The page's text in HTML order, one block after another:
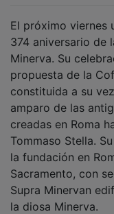
374 aniversario de
Minerva. Su
propuesta de la
constituida a su
amparo de las
creadas en Roma
Tommaso Stella.
la fundación en
Sacramento, con
Supra Minervan
la diosa Minerva.